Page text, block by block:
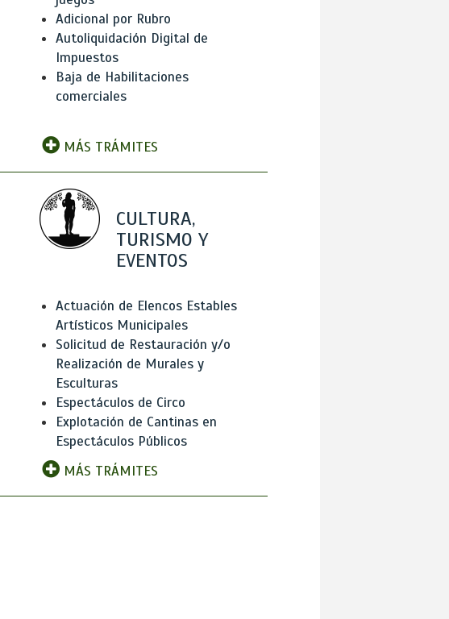
Adicional por Rubro
Autoliquidación Digital de
Impuestos
Baja de Habilitaciones
comerciales
MÁS TRÁMITES
CULTURA,
TURISMO Y
EVENTOS
Actuación de Elencos Estables
Artísticos Municipales
Solicitud de Restauración y/o
Realización de Murales y
Esculturas
Espectáculos de Circo
Explotación de Cantinas en
Espectáculos Públicos
MÁS TRÁMITES